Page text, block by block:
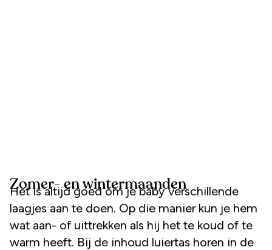
Zomer- en wintermaanden
Het is altijd goed om je baby verschillende
laagjes aan te doen. Op die manier kun je hem
wat aan- of uittrekken als hij het te koud of te
warm heeft. Bij de inhoud luiertas horen in de